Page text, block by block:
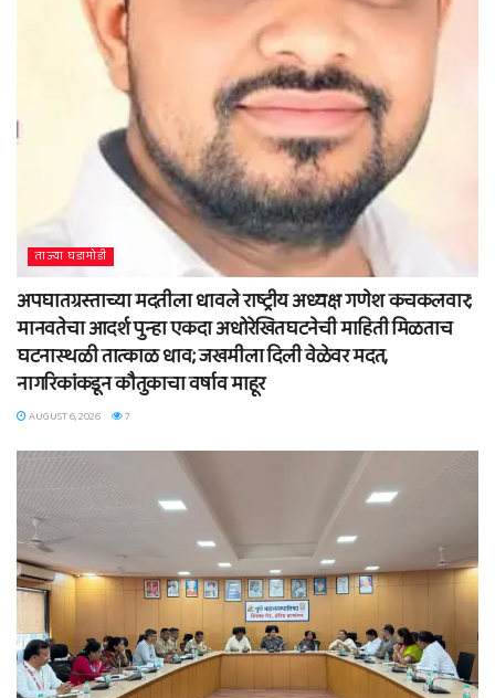
ताज्या घडामोडी
अपघातग्रस्ताच्या मदतीला धावले राष्ट्रीय अध्यक्ष गणेश कचकलवार;
मानवतेचा आदर्श पुन्हा एकदा अधोरेखितघटनेची माहिती मिळताच
घटनास्थळी तात्काळ धाव; जखमीला दिली वेळेवर मदत,
नागरिकांकडून कौतुकाचा वर्षाव माहूर
AUGUST 6, 2026 7